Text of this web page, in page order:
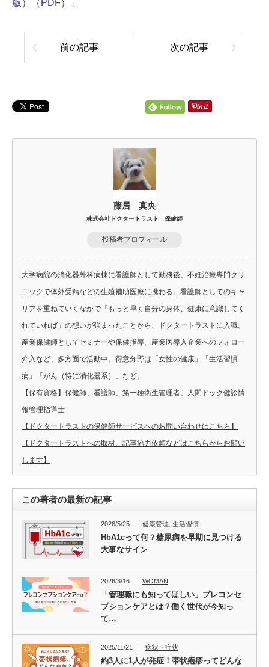
版）（PDF）」
前の記事 次の記事
藤居 真央
株式会社ドクタートラスト 保健師
投稿者プロフィール
大学病院の消化器外科病棟に看護師として勤務後、不妊治療専門クリ
ニックで体外受精などの生殖補助医療に携わる。看護師としてのキャ
リアを重ねていくなかで「もっと早く自分の身体、健康に意識してく
れていれば」の想いが強まったことから、ドクタートラストに入職。
産業保健師としてセミナーや保健指導、産業医導入企業へのフォロー
介入など、多方面で活動中。得意分野は「女性の健康」「生活習慣
病」「がん（特に消化器系）」など。
【保有資格】保健師、看護師、第一種衛生管理者、人間ドック健診情
報管理指導士
【ドクタートラストの保健師サービスへのお問い合わせはこちら】
【ドクタートラストへの取材、記事協力依頼などはこちらからお願い
します】
この著者の最新の記事
2026/5/25 健康管理 生活習慣
HbA1cって何？糖尿病を早期に見つける
大事なサイン
2026/3/16 WOMAN
「管理職にも知ってほしい」プレコンセ
プションケアとは？働く世代が今知っ
て…
2025/11/21 病状・症状
約3人に1人が発症！帯状疱疹ってどんな